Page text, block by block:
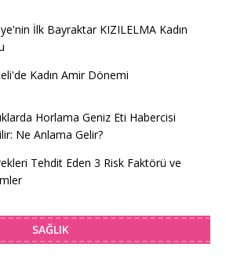
İlk Bayraktar KIZILELMA Kadın
Kadın Amir Dönemi
Horlama Geniz Eti Habercisi
Ne Anlama Gelir?
Tehdit Eden 3 Risk Faktörü ve
SAĞLIK